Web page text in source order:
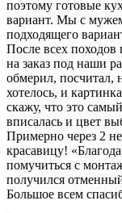
поэтому готовые
вариант. Мы с
подходящего
После всех
на заказ под наши
обмерил, посчитал,
хотелось, и
скажу, что это
вписалась и цвет
Примерно через 2
красавицу!
помучиться с
получился
Большое всем